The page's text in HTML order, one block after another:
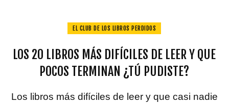
EL CLUB DE LOS LIBROS PERDIDOS
LOS 20 LIBROS MÁS DIFÍCILES DE LEER Y QUE
POCOS TERMINAN ¿TÚ PUDISTE?
Los libros más difíciles de leer y que casi nadie